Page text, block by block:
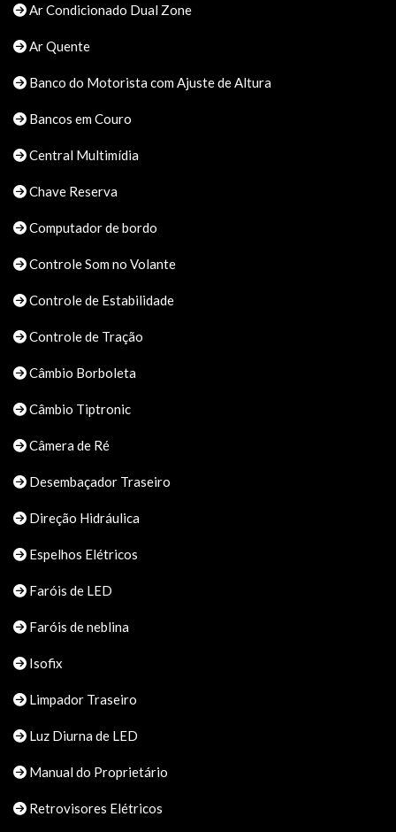
Ar Condicionado Dual Zone
Ar Quente
Banco do Motorista com Ajuste de Altura
Bancos em Couro
Central Multimídia
Chave Reserva
Computador de bordo
Controle Som no Volante
Controle de Estabilidade
Controle de Tração
Câmbio Borboleta
Câmbio Tiptronic
Câmera de Ré
Desembaçador Traseiro
Direção Hidráulica
Espelhos Elétricos
Faróis de LED
Faróis de neblina
Isofix
Limpador Traseiro
Luz Diurna de LED
Manual do Proprietário
Retrovisores Elétricos